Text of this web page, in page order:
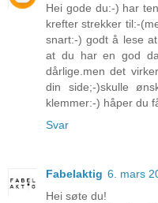
Hei gode du:-) har
krefter strekker til:-
snart:-) godt å lese
at du har en god
dårlige.men det
din side;-)skulle
klemmer:-) håper du
Svar
Fabelaktig 6. mars
Hei søte du!